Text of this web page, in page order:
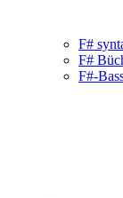
F#
F#
F#-